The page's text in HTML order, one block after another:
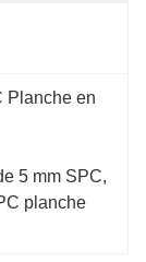
Planche en
5 mm SPC
planche